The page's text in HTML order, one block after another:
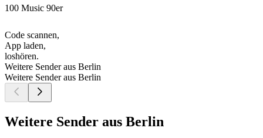
100 Music 90er
Code scannen,
App laden,
loshören.
Weitere Sender aus Berlin
Weitere Sender aus Berlin
Weitere Sender aus Berlin